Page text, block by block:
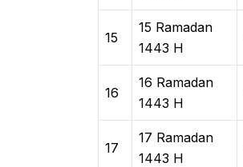
15
15 Ramadan
1443 H
16
16 Ramadan
1443 H
17
17 Ramadan
1443 H